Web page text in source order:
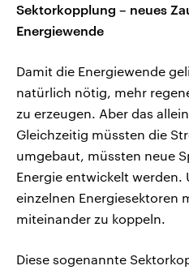
Sektorkopplung – neues
Energiewende
Damit die Energiewende
natürlich nötig, mehr
zu erzeugen. Aber das
Gleichzeitig müssten die
umgebaut, müssten neue
Energie entwickelt werden.
einzelnen Energiesektoren
miteinander zu koppeln.
Diese sogenannte